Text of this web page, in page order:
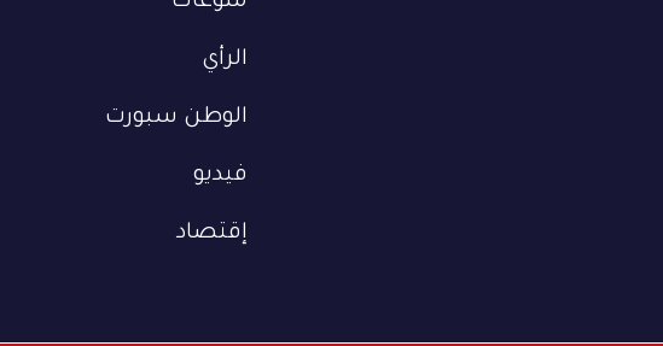
الرأي
الوطن سبورت
فيديو
إقتصاد